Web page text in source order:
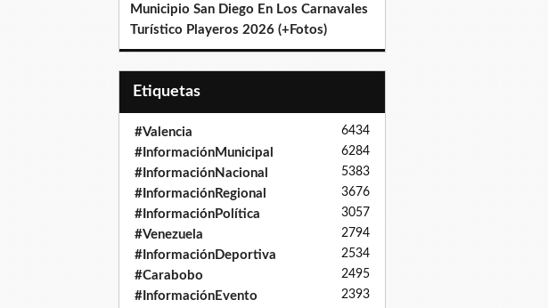
Municipio San Diego En Los Carnavales
Turístico Playeros 2026 (+Fotos)
Etiquetas
#Valencia 6434
#InformaciónMunicipal 6284
#InformaciónNacional 5383
#InformaciónRegional 3676
#InformaciónPolítica 3057
#Venezuela 2794
#InformaciónDeportiva 2534
#Carabobo 2495
#InformaciónEvento 2393